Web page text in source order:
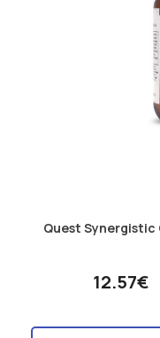
Quest Synergistic
12.57€